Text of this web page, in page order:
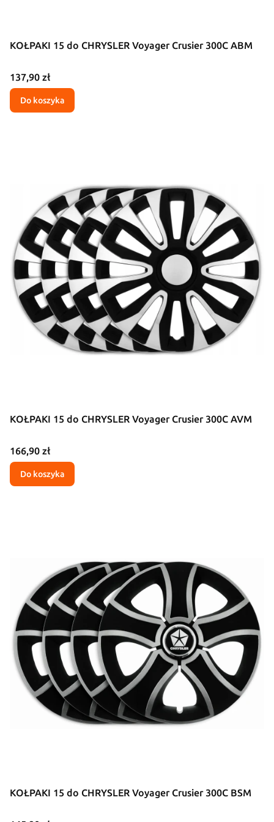
KOŁPAKI 15 do CHRYSLER Voyager Crusier 300C ABM
Cena
137,90 zł
Do koszyka
KOŁPAKI 15 do CHRYSLER Voyager Crusier 300C AVM
Cena
166,90 zł
Do koszyka
KOŁPAKI 15 do CHRYSLER Voyager Crusier 300C BSM